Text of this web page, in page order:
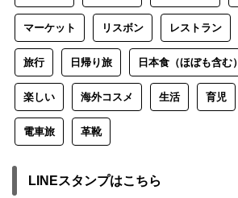
マーケット リスボン レストラン
旅行 日帰り旅 日本食（ほぼも含む）
楽しい 海外コスメ 生活 育児
電車旅 革靴
LINEスタンプはこちら